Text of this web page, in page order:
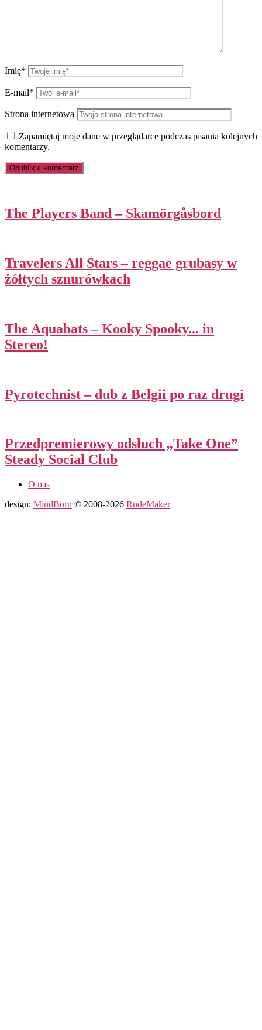
Imię*
E-mail*
Strona internetowa
Zapamiętaj moje dane w przeglądarce podczas pisania kolejnych
komentarzy.
The Players Band – Skamörgåsbord
Travelers All Stars – reggae grubasy w
żółtych sznurówkach
The Aquabats – Kooky Spooky​.​.​. in
Stereo!
Pyrotechnist – dub z Belgii po raz drugi
Przedpremierowy odsłuch „Take One”
Steady Social Club
O nas
design: MindBorn © 2008-2026 RudeMaker